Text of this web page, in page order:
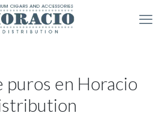
puros en Horacio